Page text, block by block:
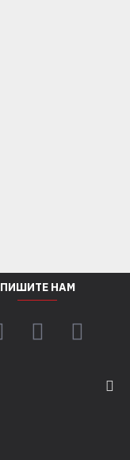
ПИШИТЕ НАМ